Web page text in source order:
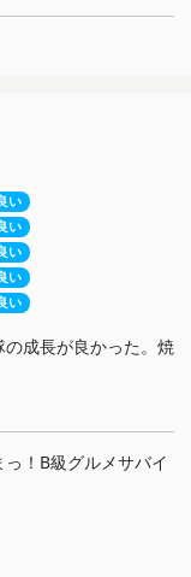
い
い
い
い
い
成長が良かった。焼
！B級グルメサバイ